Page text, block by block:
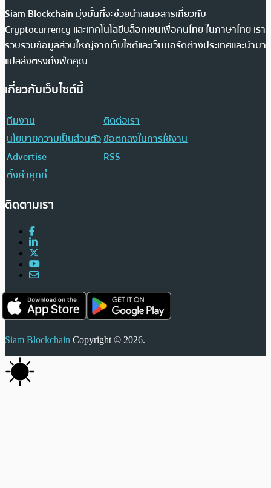
Siam Blockchain มุ่งมั่นที่จะช่วยนำเสนอสารเกี่ยวกับ
Cryptocurrency และเทคโนโลยีบล็อกเชนเพื่อคนไทย ในภาษาไทย เรา
รวบรวมข้อมูลส่วนใหญ่จากเว็บไซต์และเว็บบอร์ดต่างประเทศและนำมา
แปลส่งตรงถึงฟีดคุณ
เกี่ยวกับเว็บไซต์นี้
ทีมงาน
ติดต่อเรา
นโยบายความเป็นส่วนตัวข้อตกลงในการใช้งาน
Advertise
RSS
ตั้งค่าคุกกี้
ติดตามเรา
Siam Blockchain Copyright © 2026.